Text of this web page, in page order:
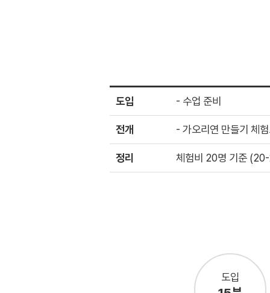
도입 - 수업 준비
전개 - 가오리연 만들기 체
정리 체험비 20명 기준
도입